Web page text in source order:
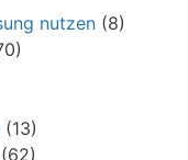
nutzen (8)
(13)
(62)